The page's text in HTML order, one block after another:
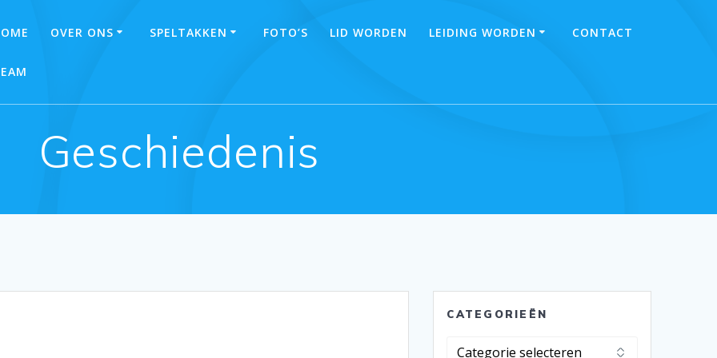
OVER ONS SPELTAKKEN FOTO’S LID WORDEN LEIDING WORDEN CONTACT
Geschiedenis
CATEGORIEËN
Categorieën